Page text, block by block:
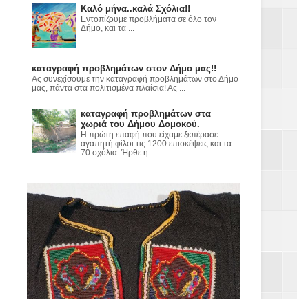
Καλό μήνα..καλά Σχόλια!!
Εντοπίζουμε προβλήματα σε όλο τον
Δήμο, και τα ...
καταγραφή προβλημάτων στον Δήμο μας!!
Ας συνεχίσουμε την καταγραφή προβλημάτων στο Δήμο
μας, πάντα στα πολιτισμένα πλαίσια! Ας ...
καταγραφή προβλημάτων στα
χωριά του Δήμου Δομοκού.
Η πρώτη επαφή που είχαμε ξεπέρασε
αγαπητή φίλοι τις 1200 επισκέψεις και τα
70 σχόλια. Ήρθε η ...